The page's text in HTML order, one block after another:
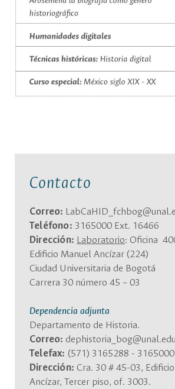
Contacto
Correo:
Teléfono: 3165000 Ext. 16466
Dirección: Laboratorio: Oficina
Edificio Manuel Ancízar (224)
Ciudad Universitaria de Bogotá
Carrera 30 número 45 – 03
Dependencia adjunta
Departamento de Historia.
Correo:
Telefax: (571) 3165288 -
Dirección: Cra. 30 # 45-03,
Ancízar, Tercer piso, of. 3003.